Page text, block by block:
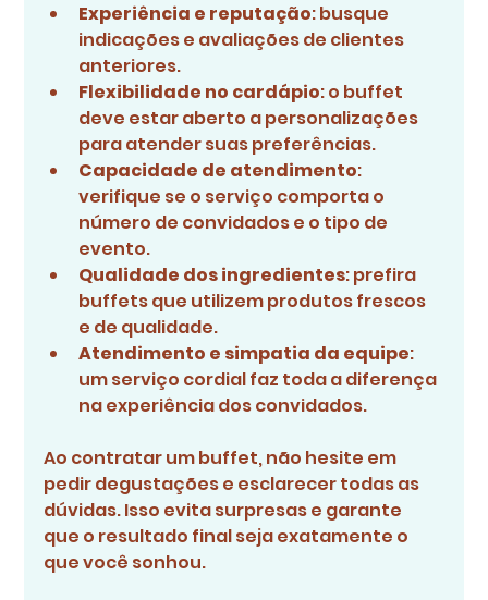
Experiência e reputação: busque
indicações e avaliações de clientes
anteriores.
Flexibilidade no cardápio: o buffet
deve estar aberto a personalizações
para atender suas preferências.
Capacidade de atendimento:
verifique se o serviço comporta o
número de convidados e o tipo de
evento.
Qualidade dos ingredientes: prefira
buffets que utilizem produtos frescos
e de qualidade.
Atendimento e simpatia da equipe:
um serviço cordial faz toda a diferença
na experiência dos convidados.
Ao contratar um buffet, não hesite em
pedir degustações e esclarecer todas as
dúvidas. Isso evita surpresas e garante
que o resultado final seja exatamente o
que você sonhou.